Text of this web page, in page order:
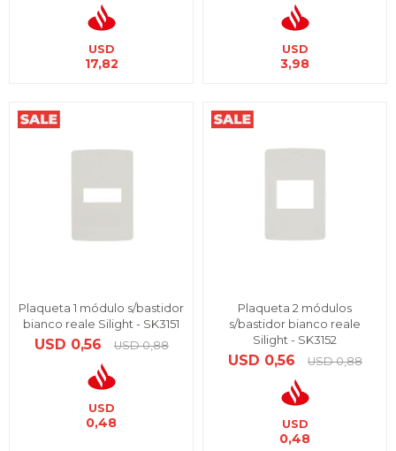
USD
17,82
USD
3,98
Plaqueta 1 módulo s/bastidor
bianco reale Silight - SK3151
USD 0,56 USD 0,88
USD
0,48
Plaqueta 2 módulos
s/bastidor bianco reale
Silight - SK3152
USD 0,56 USD 0,88
USD
0,48